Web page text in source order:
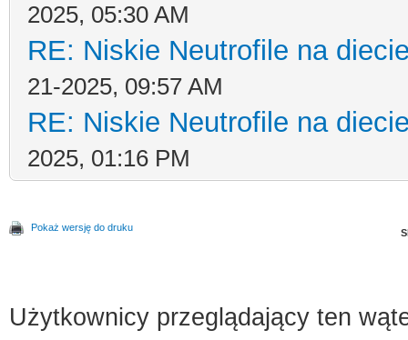
2025, 05:30 AM
RE: Niskie Neutrofile na
21-2025, 09:57 AM
RE: Niskie Neutrofile na
2025, 01:16 PM
Pokaż wersję do druku
Użytkownicy przeglądający ten